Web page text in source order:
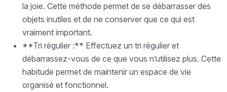
la joie. Cette méthode permet de se débarrasser des
objets inutiles et de ne conserver que ce qui est
vraiment important.
**Tri régulier :** Effectuez un tri régulier et
débarrassez-vous de ce que vous n’utilisez plus. Cette
habitude permet de maintenir un espace de vie
organisé et fonctionnel.